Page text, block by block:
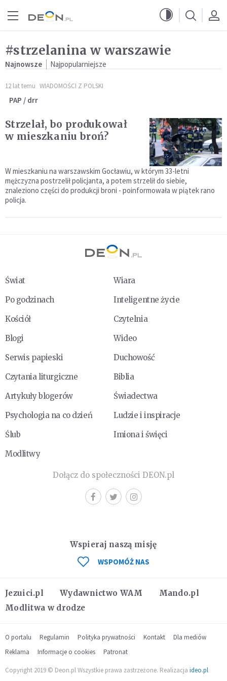
#strzelanina w warszawie
Najnowsze Najpopularniejsze
12 lat temu WIADOMOŚCI Z POLSKI
PAP / drr
Strzelał, bo produkował
w mieszkaniu broń?
W mieszkaniu na warszawskim Gocławiu, w którym 33-letni
mężczyzna postrzelił policjanta, a potem strzelił do siebie,
znaleziono części do produkcji broni - poinformowała w piątek rano
policja.
Świat
Wiara
Po godzinach
Inteligentne życie
Kościół
Czytelnia
Blogi
Wideo
Serwis papieski
Duchowość
Czytania liturgiczne
Biblia
Artykuły blogerów
Świadectwa
Psychologia na co dzień
Ludzie i inspiracje
Ślub
Imiona i święci
Modlitwy
Dołącz do społeczności DEON.pl
Jezuici.pl Wydawnictwo WAM
Mando.pl
Modlitwa w drodze
Wspieraj naszą misję
WSPOMÓŻ NAS
O portalu Regulamin Polityka prywatności Kontakt
Dla mediów
Reklama
Informacje o cookies Patronat
Copyright 2019 © Deon.pl Wszystkie prawa zastrzeżone. Realizacja ideo.pl